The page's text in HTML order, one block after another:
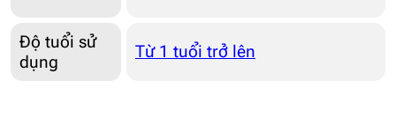
Độ tuổi sử
dụng
Từ 1 tuổi trở lên